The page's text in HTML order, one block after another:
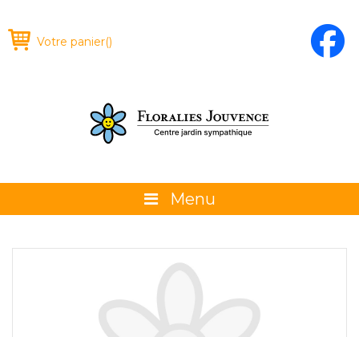
Votre panier()
Menu
La boutique
Promotions et évènements